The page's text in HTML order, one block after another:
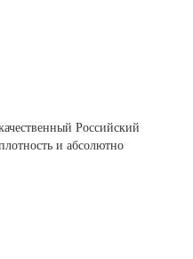
Российский
и абсолютно